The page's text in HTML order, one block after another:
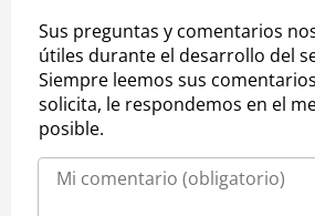
Sus preguntas y comentarios
útiles durante el desarrollo del
Siempre leemos sus
solicita, le respondemos en el
posible.